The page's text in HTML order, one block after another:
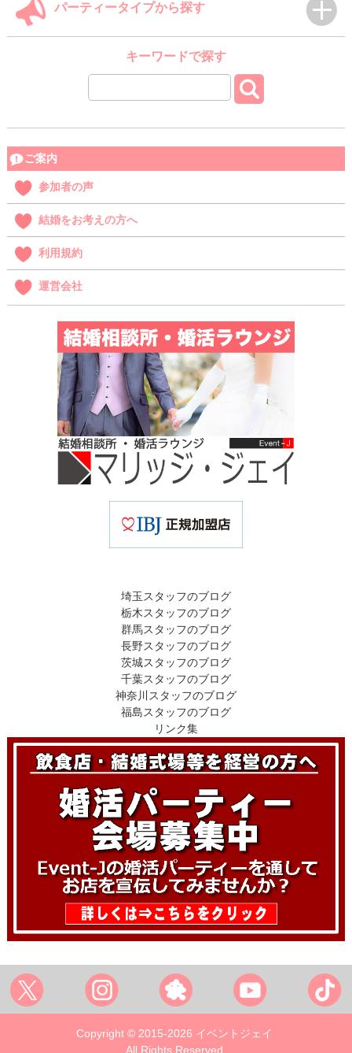
パーティータイプから探す
キーワードで探す
ご案内
参加者の声
結婚をお考えの方へ
利用規約
運営会社
埼玉スタッフのブログ
栃木スタッフのブログ
群馬スタッフのブログ
長野スタッフのブログ
茨城スタッフのブログ
千葉スタッフのブログ
神奈川スタッフのブログ
福島スタッフのブログ
リンク集
Copyright © 2015-2026 イベントジェイ
All Rights Reserved.